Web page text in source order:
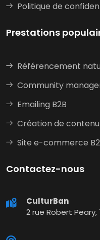
Politique de
Prestations
Référencement
Community
Emailing B2B
Création de contenu
Site e-commerce
Contactez-nous
CulturBan
2 rue Robert